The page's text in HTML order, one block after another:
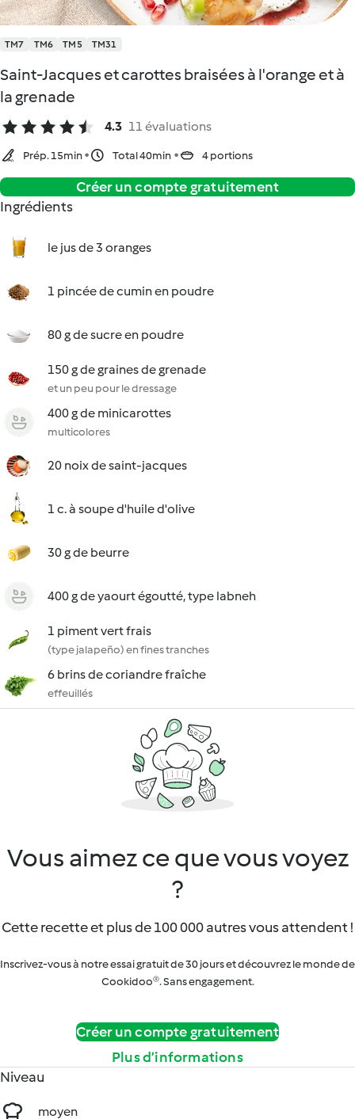
TM7 TM6 TM5 TM31
Saint-Jacques et carottes braisées à l'orange et à
la grenade
4.3 11 évaluations
Prép. 15min Total 40min 4 portions
Créer un compte gratuitement
Ingrédients
le jus de 3 oranges
1 pincée de cumin en poudre
80 g de sucre en poudre
150 g de graines de grenade
et un peu pour le dressage
400 g de minicarottes
multicolores
20 noix de saint-jacques
1 c. à soupe d'huile d'olive
30 g de beurre
400 g de yaourt égoutté, type labneh
1 piment vert frais
(type jalapeño) en fines tranches
6 brins de coriandre fraîche
effeuillés
Vous aimez ce que vous voyez
?
Cette recette et plus de 100 000 autres vous attendent !
Inscrivez-vous à notre essai gratuit de 30 jours et découvrez le monde de
Cookidoo®. Sans engagement.
Créer un compte gratuitement
Plus d’informations
Niveau
moyen